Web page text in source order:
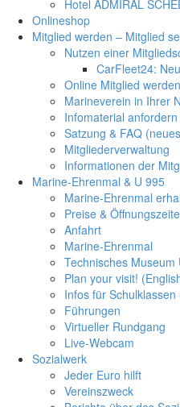
Hotel ADMIRAL
Onlineshop
Mitglied werden – Mitglied
Nutzen einer
CarFleet24:
Online Mitglied werden
Marineverein in Ihrer
Infomaterial anfordern
Satzung & FAQ
Mitgliederverwaltung
Informationen der
Marine-Ehrenmal & U 995
Marine-Ehrenmal
Preise &
Anfahrt
Marine-Ehrenmal
Technisches Museum
Plan your visit!
Infos für
Führungen
Virtueller Rundgang
Live-Webcam
Sozialwerk
Jeder Euro hilft
Vereinszweck